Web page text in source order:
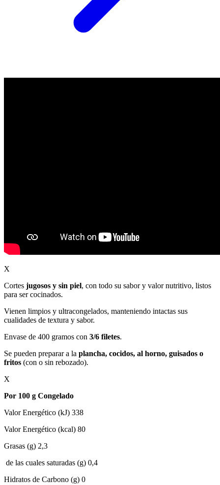
X
Cortes jugosos y sin piel, con todo su sabor y valor nutritivo, listos
para ser cocinados.
Vienen limpios y ultracongelados, manteniendo intactas sus
cualidades de textura y sabor.
Envase de 400 gramos con 3/6 filetes.
Se pueden preparar a la plancha, cocidos, al horno, guisados o
fritos (con o sin rebozado).
X
Por 100 g Congelado
Valor Energético (kJ) 338
Valor Energético (kcal) 80
Grasas (g) 2,3
de las cuales saturadas (g) 0,4
Hidratos de Carbono (g) 0